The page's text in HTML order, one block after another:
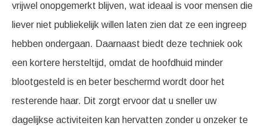
vrijwel onopgemerkt blijven, wat ideaal is voor mensen die
liever niet publiekelijk willen laten zien dat ze een ingreep
hebben ondergaan. Daarnaast biedt deze techniek ook
een kortere hersteltijd, omdat de hoofdhuid minder
blootgesteld is en beter beschermd wordt door het
resterende haar. Dit zorgt ervoor dat u sneller uw
dagelijkse activiteiten kan hervatten zonder u onzeker te